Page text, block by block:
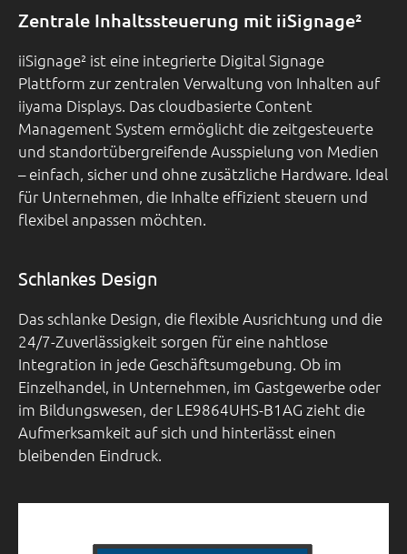
Zentrale Inhaltssteuerung mit iiSignage²
iiSignage² ist eine integrierte Digital Signage
Plattform zur zentralen Verwaltung von Inhalten auf
iiyama Displays. Das cloudbasierte Content
Management System ermöglicht die zeitgesteuerte
und standortübergreifende Ausspielung von Medien
– einfach, sicher und ohne zusätzliche Hardware. Ideal
für Unternehmen, die Inhalte effizient steuern und
flexibel anpassen möchten.
Schlankes Design
Das schlanke Design, die flexible Ausrichtung und die
24/7-Zuverlässigkeit sorgen für eine nahtlose
Integration in jede Geschäftsumgebung. Ob im
Einzelhandel, in Unternehmen, im Gastgewerbe oder
im Bildungswesen, der LE9864UHS-B1AG zieht die
Aufmerksamkeit auf sich und hinterlässt einen
bleibenden Eindruck.